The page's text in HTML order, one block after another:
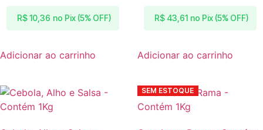
R$10,36 no Pix (5% OFF)
Adicionar ao carrinho
R$43,61 no Pix (5% OFF)
Adicionar ao carrinho
SEM ESTOQUE